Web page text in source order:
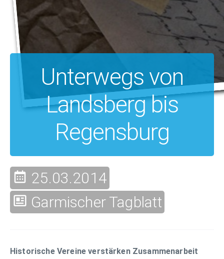
Unterwegs von
Landsberg bis
Regensburg
25.03.2014
Garmischer Tagblatt
Historische Vereine verstärken Zusammenarbeit